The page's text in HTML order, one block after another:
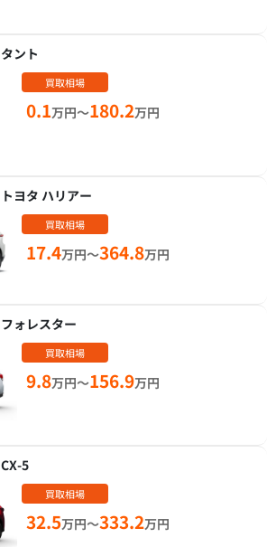
タント
買取相場
0.1万円～180.2万円
トヨタ ハリアー
買取相場
17.4万円～364.8万円
フォレスター
買取相場
9.8万円～156.9万円
CX-5
買取相場
32.5万円～333.2万円